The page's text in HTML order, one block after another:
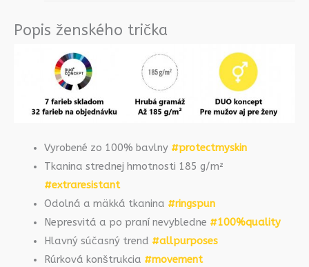
Popis ženského trička
Vyrobené zo 100% bavlny #protectmyskin
Tkanina strednej hmotnosti 185 g/m²
#extraresistant
Odolná a mäkká tkanina #ringspun
Nepresvitá a po praní nevybledne #100%quality
Hlavný súčasný trend #allpurposes
Rúrková konštrukcia #movement